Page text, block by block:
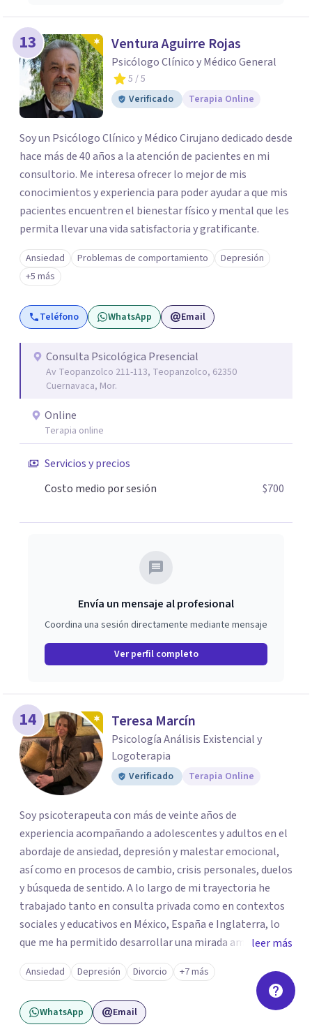
13 Ventura Aguirre Rojas
Psicólogo Clínico y Médico General
5 / 5
Verificado
Terapia Online
Soy un Psicólogo Clínico y Médico Cirujano dedicado desde
hace más de 40 años a la atención de pacientes en mi
consultorio. Me interesa ofrecer lo mejor de mis
conocimientos y experiencia para poder ayudar a que mis
pacientes encuentren el bienestar físico y mental que les
permita llevar una vida satisfactoria y gratificante.
Ansiedad Problemas de comportamiento
Depresión
+5 más
Teléfono WhatsApp Email
Consulta Psicológica Presencial
Av Teopanzolco 211-113, Teopanzolco, 62350
Cuernavaca, Mor.
Online
Terapia online
Servicios y precios
Costo medio por sesión
$700
Envía un mensaje al profesional
Coordina una sesión directamente mediante mensaje
Ver perfil completo
14 Teresa Marcín
Psicología Análisis Existencial y
Logoterapia
Verificado Terapia Online
Soy psicoterapeuta con más de veinte años de
experiencia acompañando a adolescentes y adultos en el
abordaje de ansiedad, depresión y malestar emocional,
así como en procesos de cambio, crisis personales, duelos
y búsqueda de sentido. A lo largo de mi trayectoria he
trabajado tanto en consulta privada como en contextos
sociales y educativos en México, España e Inglaterra, lo
que me ha permitido desarrollar una mirada amplia,
sensible y profundamente humana del sufrimiento
psicológico. Trabajo desde un enfoque integral que
combina la Psicología Existencial, la Logoterapia, el
Análisis Conductual y la Terapia Dialéctico Conductual.
leer más
Ansiedad Depresión Divorcio +7 más
WhatsApp Email